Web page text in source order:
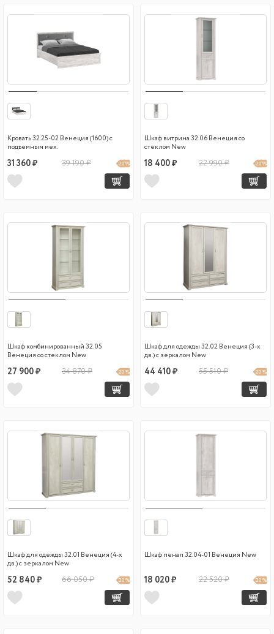
Кровать 32.25-02 Венеция (1600) с
подъемным мех.
31 360 ₽ 39 190 ₽ 20 %
Шкаф витрина 32.06 Венеция со
стеклом New
18 400 ₽ 22 990 ₽ 20 %
Шкаф комбинированный 32.05
Венеция со стеклом New
27 900 ₽ 34 870 ₽ 20 %
Шкаф для одежды 32.02 Венеция (3-х
дв.) с зеркалом New
44 410 ₽ 55 510 ₽ 20 %
Шкаф для одежды 32.01 Венеция (4-х
дв.) с зеркалом New
52 840 ₽ 66 050 ₽ 20 %
Шкаф пенал 32.04-01 Венеция New
18 020 ₽ 22 520 ₽ 20 %